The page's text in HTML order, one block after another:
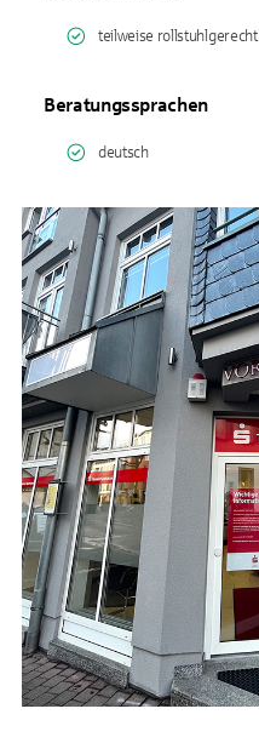
teilweise rollstuhlgerecht
Beratungssprachen
deutsch